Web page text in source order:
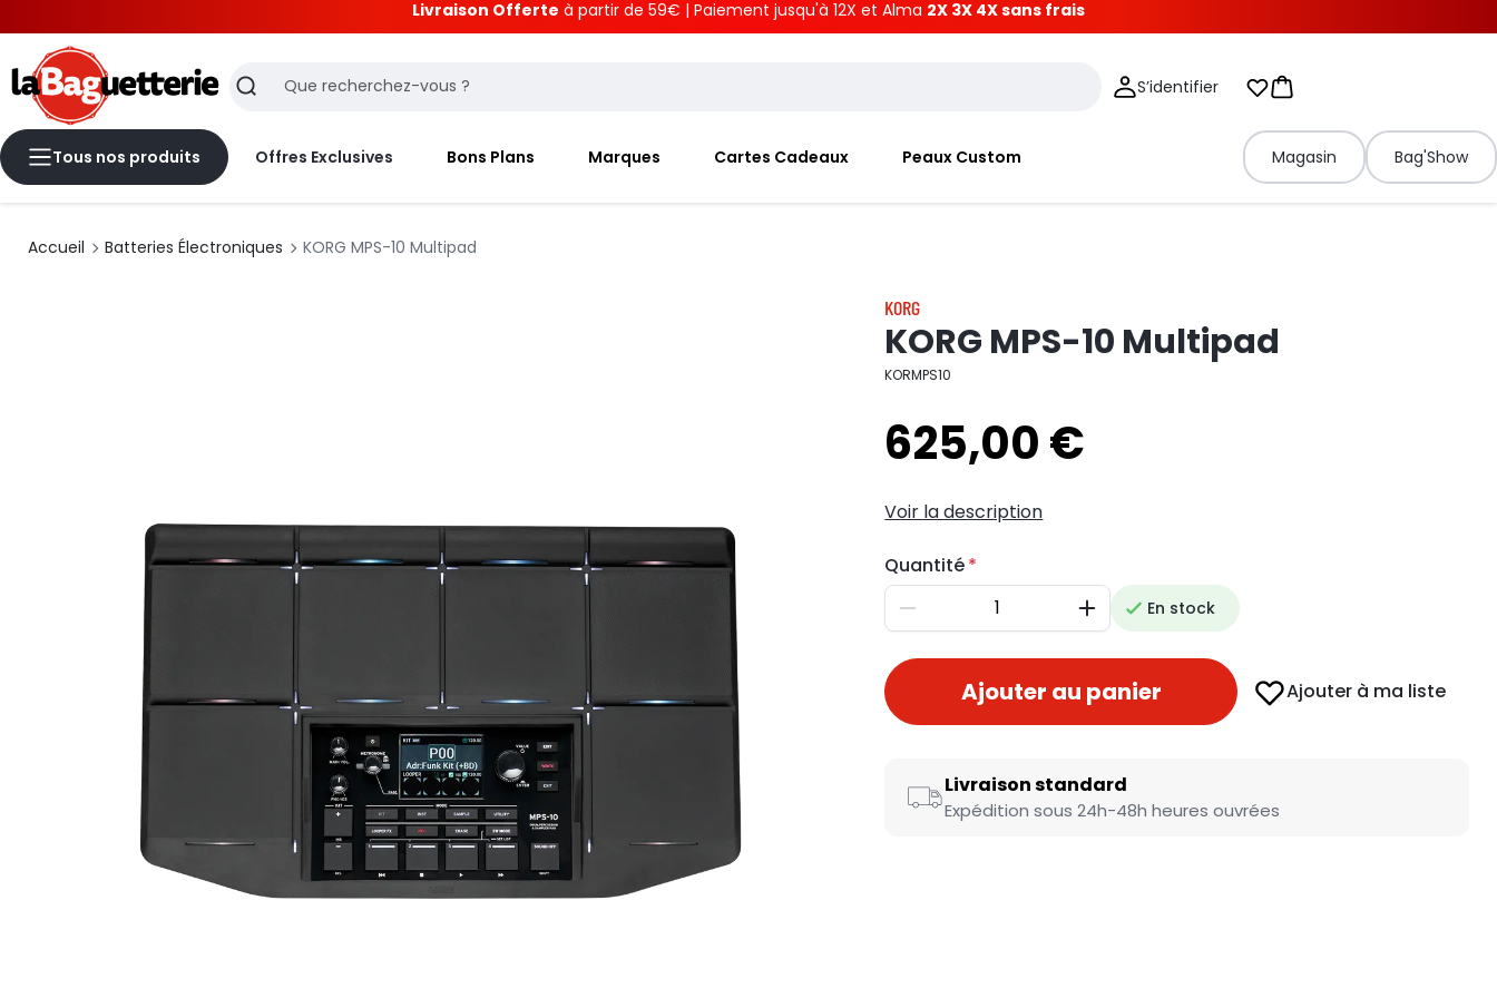
Livraison Offerte à partir de 59€ | Paiement jusqu'à 12X et Alma 2X 3X 4X sans frais
Recherche S’identifier Mes listes d'envies
Panier
Tous nos produits Offres Exclusives Bons Plans Marques Cartes Cadeaux Peaux Custom Magasin Bag'Show
Accueil Batteries Électroniques KORG MPS-10 Multipad
KORG
KORG MPS-10 Multipad
KORMPS10
625,00 €
Voir la description
Quantité
Diminuer AugmenterEn stock
Ajouter au panier Ajouter à ma liste
Livraison standard
Expédition sous 24h-48h heures ouvrées